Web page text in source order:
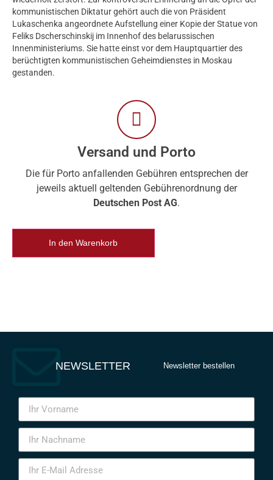
kommunistischen Diktatur gehört auch die von Präsident
Lukaschenka angeordnete Aufstellung einer Kopie der Statue von
Feliks Dscherschinskij im Innenhof des belarussischen
Innenministeriums. Sie hatte einst vor dem Hauptquartier des
berüchtigten kommunistischen Geheimdienstes in Moskau
gestanden.
Versand und Porto
Die für Porto anfallenden Gebühren entsprechen der
jeweils aktuell geltenden Gebührenordnung der
Deutschen Post AG.
In den Warenkorb
NEWSLETTER Newsletter bestellen